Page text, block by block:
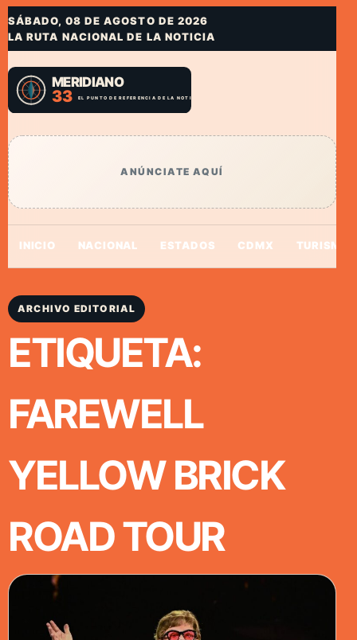
SÁBADO, 08 DE AGOSTO DE 2026
LA RUTA NACIONAL DE LA NOTICIA
ANÚNCIATE AQUÍ
INICIO NACIONAL ESTADOS CDMX TURISMO
ARCHIVO EDITORIAL
ETIQUETA:
FAREWELL
YELLOW BRICK
ROAD TOUR